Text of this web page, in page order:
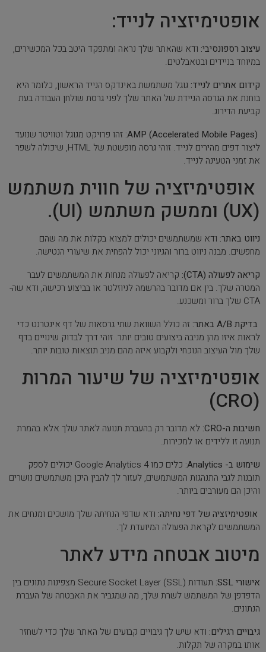
אופטימיזציה לנייד:
עיצוב רספונסיבי: ודא שהאתר שלך נראה ומתפקד היטב בכל המכשירים,
במיוחד בניידים ובטאבלטים.
קידום אתרים לנייד: גוגל משתמשת באינדקס הנייד הראשון, כלומר היא
בוחנת את הגרסה הניידת של האתר שלך לפני גרסת שולחן העבודה בעת
קביעת הדירוג.
זהו פרויקט מגוגל וטוויטר שנועד
ליצור דפים מהירים לנייד. זוהי גרסה מופשטת של HTML, שיכולה לשפר
את זמני הטעינה לנייד.
אופטימיזציה של חווית משתמש
(UX) וממשק משתמש (UI).
ניווט באתר: ודא שמשתמשים יכולים למצוא בקלות את מה שהם
מחפשים. מבנה ניווט ברור והגיוני יכול להפחית את שיעורי הנטישה.
קריאה לפעולה (CTA):
קריאה לפעולה מנחות את המשתמשים לעבר
המטרה שלך. בין אם מדובר בהרשמה לניוזלטר או בביצוע רכישה, ודא שה-
CTA שלך ברור ומשכנע.
בדיקת A/B באתר:
זה כולל השוואת שתי גרסאות של דף אינטרנט כדי
לראות איזו מהן מניבה ביצועים טובים יותר. זוהי דרך לבדוק שינויים בדף
שלך מול העיצוב הנוכחי ולקבוע איזה מהם מניב תוצאות טובות יותר.
אופטימיזציה של שיעור המרות
(CRO)
חשיבות ה-CRO:
לא מדובר רק בהעברת תנועה לאתר שלך אלא בהמרת
תנועה זו ללידים או למכירות.
שימוש ב- Analytics:
כלים כמו 4 Google Analytics יכולים לספק
תובנות לגבי התנהגות המשתמשים, לעזור לך להבין היכן משתמשים נושרים
והיכן הם מעורבים ביותר.
אופטימיזציה של דפי נחיתה: ודא שדפי הנחיתה שלך מושכים ומנחים את
המשתמשים לקראת הפעולה המיועדת לך.
מיטוב אבטחה מידע לאתר
אישורי SSL:
תעודות Secure Socket Layer (SSL) מצפינות נתונים בין
הדפדפן של המשתמש לשרת שלך, מה שמגביר את האבטחה של העברת
הנתונים.
גיבויים רגילים: ודא שיש לך גיבויים קבועים של האתר שלך כדי לשחזר
אותו במקרה של תקלות.